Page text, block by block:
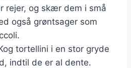
rejer, og skær dem i små
også grøntsager som
tortellini i en stor gryde
indtil de er al dente.